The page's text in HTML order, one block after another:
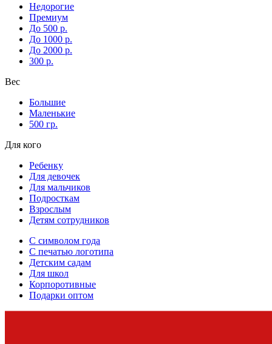
Недорогие
Премиум
До 500 р.
До 1000 р.
До 2000 р.
300 р.
Вес
Большие
Маленькие
500 гр.
Для кого
Ребенку
Для девочек
Для мальчиков
Подросткам
Взрослым
Детям сотрудников
С символом года
С печатью логотипа
Детским садам
Для школ
Корпоротивные
Подарки оптом